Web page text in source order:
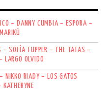
– DANNY CUMBIA – ESPORA –
– SOFÍA TUPPER – THE TATAS –
LARGO OLVIDO
NIKKO RIADY – LOS GATOS